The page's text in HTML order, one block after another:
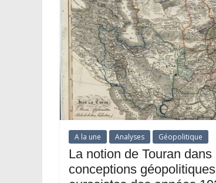
A la une Analyses Géopolitique
La notion de Touran dans
conceptions